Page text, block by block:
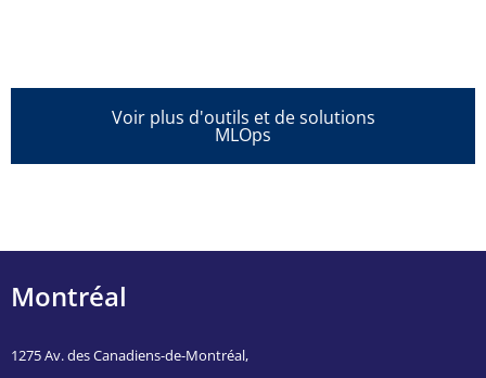
Voir plus d'outils et de solutions
MLOps
Montréal
1275 Av. des Canadiens-de-Montréal,